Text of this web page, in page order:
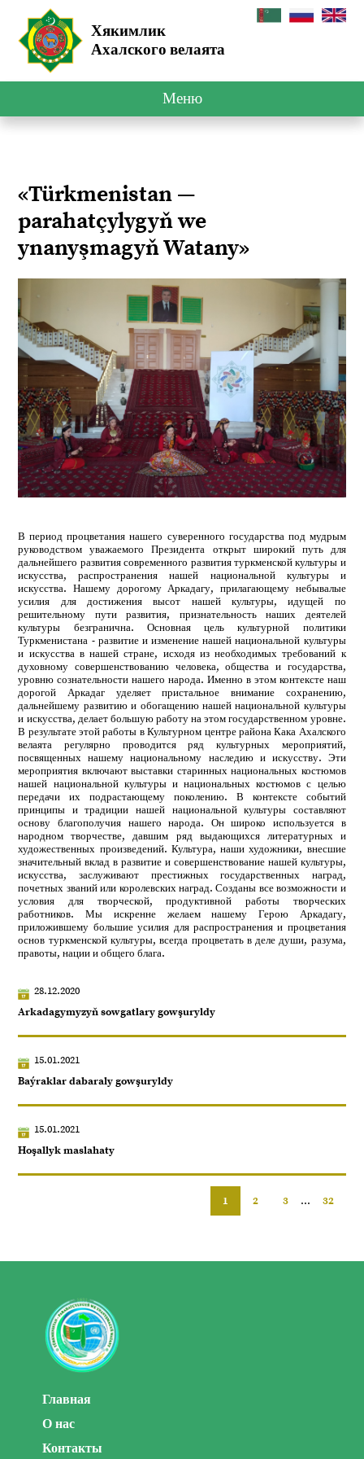
Хякимлик
Ахалского велаята
Меню
«Türkmenistan —
parahatçylygyň we
ynanyşmagyň Watany»
В период процветания нашего суверенного государства под мудрым
руководством уважаемого Президента открыт широкий путь для
дальнейшего развития современного развития туркменской культуры и
искусства, распространения нашей национальной культуры и
искусства. Нашему дорогому Аркадагу, прилагающему небывалые
усилия для достижения высот нашей культуры, идущей по
решительному пути развития, признательность наших деятелей
культуры безгранична. Основная цель культурной политики
Туркменистана - развитие и изменение нашей национальной культуры
и искусства в нашей стране, исходя из необходимых требований к
духовному совершенствованию человека, общества и государства,
уровню сознательности нашего народа. Именно в этом контексте наш
дорогой Аркадаг уделяет пристальное внимание сохранению,
дальнейшему развитию и обогащению нашей национальной культуры
и искусства, делает большую работу на этом государственном уровне.
В результате этой работы в Культурном центре района Кака Ахалского
велаята регулярно проводится ряд культурных мероприятий,
посвященных нашему национальному наследию и искусству. Эти
мероприятия включают выставки старинных национальных костюмов
нашей национальной культуры и национальных костюмов с целью
передачи их подрастающему поколению. В контексте событий
принципы и традиции нашей национальной культуры составляют
основу благополучия нашего народа. Он широко используется в
народном творчестве, давшим ряд выдающихся литературных и
художественных произведений. Культура, наши художники, внесшие
значительный вклад в развитие и совершенствование нашей культуры,
искусства, заслуживают престижных государственных наград,
почетных званий или королевских наград. Созданы все возможности и
условия для творческой, продуктивной работы творческих
работников. Мы искренне желаем нашему Герою Аркадагу,
приложившему большие усилия для распространения и процветания
основ туркменской культуры, всегда процветать в деле души, разума,
правоты, нации и общего блага.
28.12.2020
Arkadagymyzyň sowgatlary gowşuryldy
15.01.2021
Baýraklar dabaraly gowşuryldy
15.01.2021
Hoşallyk maslahaty
1 2 3 ... 32
Главная
О нас
Контакты